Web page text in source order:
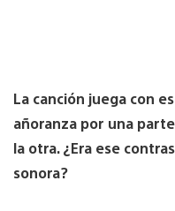
La canción juega con
añoranza por una
la otra. ¿Era ese
sonora?